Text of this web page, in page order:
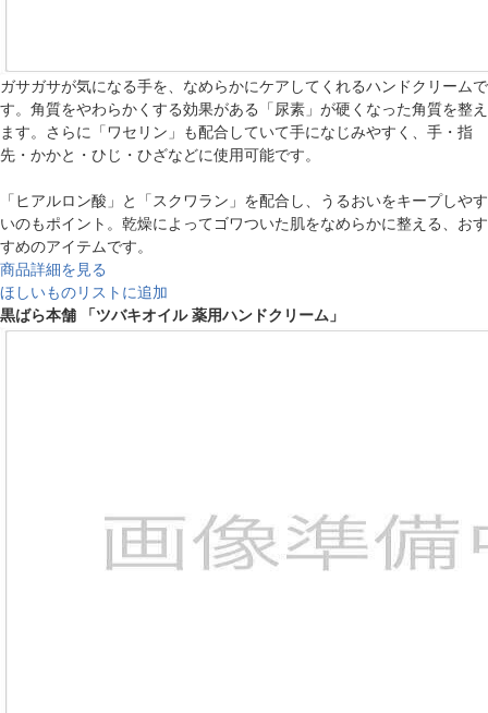
ガサガサが気になる手を、なめらかにケアしてくれるハンドクリームで
す。角質をやわらかくする効果がある「尿素」が硬くなった角質を整え
ます。さらに「ワセリン」も配合していて手になじみやすく、手・指
先・かかと・ひじ・ひざなどに使用可能です。
「ヒアルロン酸」と「スクワラン」を配合し、うるおいをキープしやす
いのもポイント。乾燥によってゴワついた肌をなめらかに整える、おす
すめのアイテムです。
商品詳細を見る
ほしいものリストに追加
黒ばら本舗 「ツバキオイル 薬用ハンドクリーム」